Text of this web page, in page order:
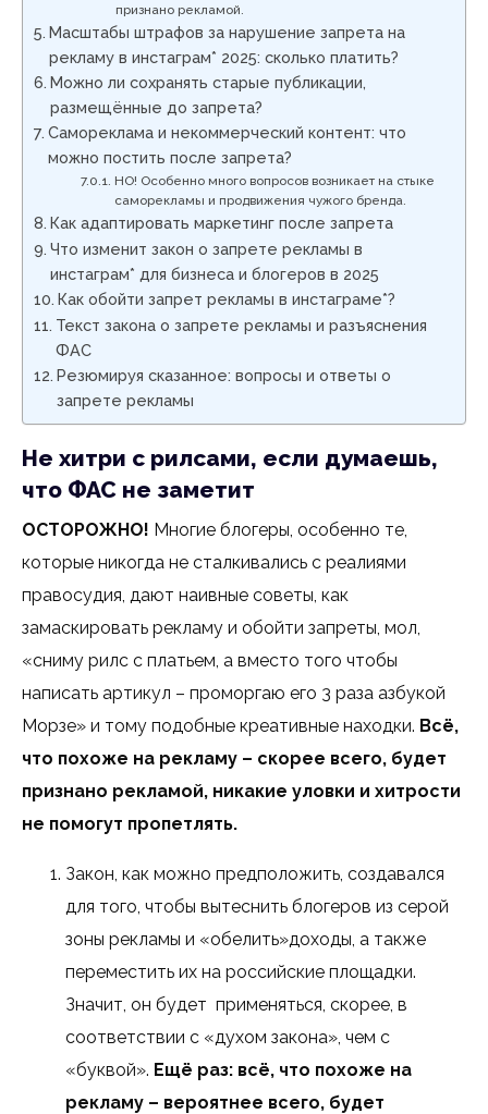
признано рекламой.
Масштабы штрафов за нарушение запрета на
рекламу в инстаграм* 2025: сколько платить?
Можно ли сохранять старые публикации,
размещённые до запрета?
Самореклама и некоммерческий контент: что
можно постить после запрета?
НО! Особенно много вопросов возникает на стыке
саморекламы и продвижения чужого бренда.
Как адаптировать маркетинг после запрета
Что изменит закон о запрете рекламы в
инстаграм* для бизнеса и блогеров в 2025
Как обойти запрет рекламы в инстаграме*?
Текст закона о запрете рекламы и разъяснения
ФАС
Резюмируя сказанное: вопросы и ответы о
запрете рекламы
Не хитри с рилсами, если думаешь,
что ФАС не заметит
ОСТОРОЖНО! Многие блогеры, особенно те,
которые никогда не сталкивались с реалиями
правосудия, дают наивные советы, как
замаскировать рекламу и обойти запреты, мол,
«сниму рилс с платьем, а вместо того чтобы
написать артикул – проморгаю его 3 раза азбукой
Морзе» и тому подобные креативные находки. Всё,
что похоже на рекламу – скорее всего, будет
признано рекламой, никакие уловки и хитрости
не помогут пропетлять.
Закон, как можно предположить, создавался
для того, чтобы вытеснить блогеров из серой
зоны рекламы и «обелить»доходы, а также
переместить их на российские площадки.
Значит, он будет применяться, скорее, в
соответствии с «духом закона», чем с
«буквой». Ещё раз: всё, что похоже на
рекламу – вероятнее всего, будет